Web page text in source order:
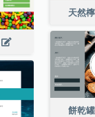
天然
餅乾